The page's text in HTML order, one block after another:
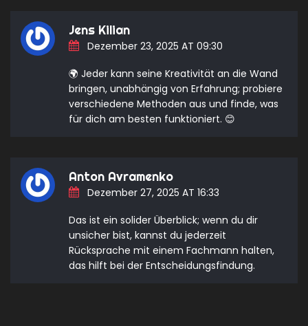
Jens Kilian
Dezember 23, 2025 AT 09:30
🌍 Jeder kann seine Kreativität an die Wand
bringen, unabhängig von Erfahrung; probiere
verschiedene Methoden aus und finde, was
für dich am besten funktioniert. 😊
Anton Avramenko
Dezember 27, 2025 AT 16:33
Das ist ein solider Überblick; wenn du dir
unsicher bist, kannst du jederzeit
Rücksprache mit einem Fachmann halten,
das hilft bei der Entscheidungsfindung.